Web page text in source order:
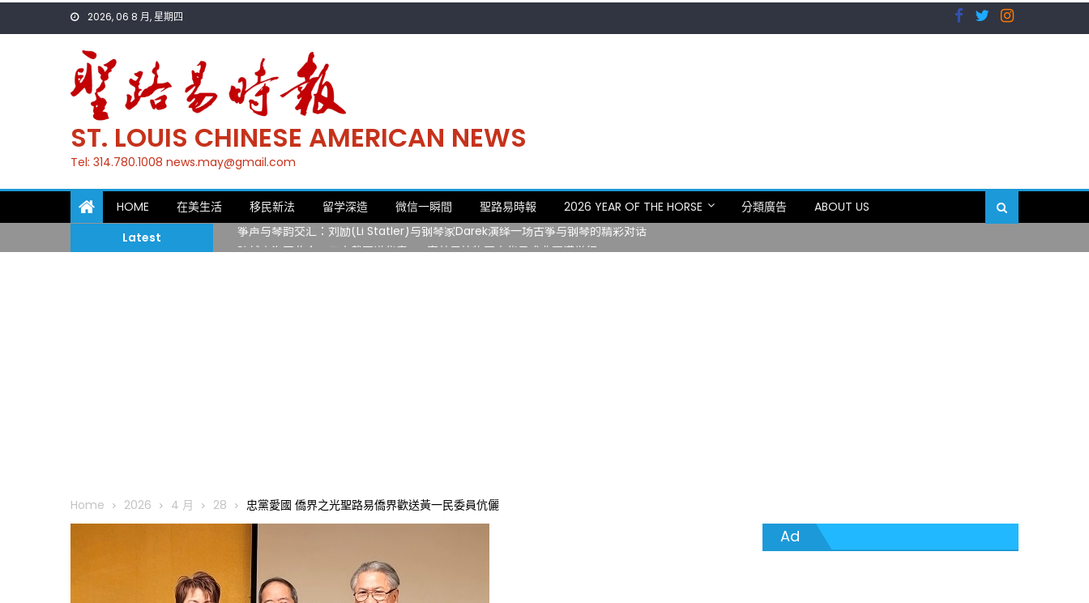
2026, 06 8 月, 星期四
ST. LOUIS CHINESE AMERICAN NEWS
Tel: 314.780.1008 news.may@gmail.com
HOME 在美生活 移民新法 留学深造 微信一瞬間 聖路易時報 2026 YEAR OF THE HORSE 分類廣告
ABOUT US
Latest
一晃三十年，初夏又相逢。中华日，等你来赴约 —— 密苏里植物园“中华日三十周年特别报道（五）
筝声与琴韵交汇：刘励(Li Statler)与钢琴家Darek演绎一场古筝与钢琴的精彩对话
跨越山海同此会，三十载再谱华章——密苏里植物园中华日盛典圆满举行
Home 2026 4 月 28 忠黨愛國 僑界之光聖路易僑界歡送黃一民委員伉儷
Ad